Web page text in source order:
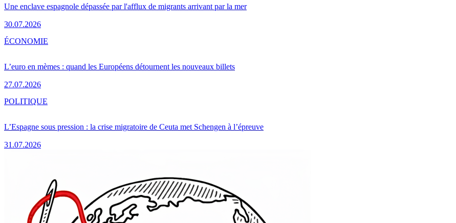
Une enclave espagnole dépassée par l'afflux de migrants arrivant par la mer
30.07.2026
L’euro en mèmes : quand les Européens détournent les nouveaux billets
27.07.2026
ÉCONOMIE
L’Espagne sous pression : la crise migratoire de Ceuta met Schengen à l’épreuve
31.07.2026
POLITIQUE